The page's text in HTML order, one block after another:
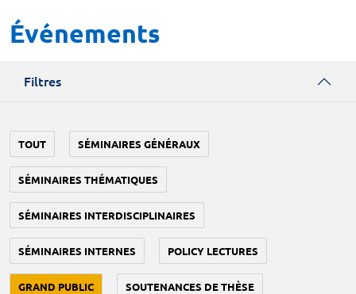
Événements
Filtres
TOUT SÉMINAIRES GÉNÉRAUX
SÉMINAIRES THÉMATIQUES
SÉMINAIRES INTERDISCIPLINAIRES
SÉMINAIRES INTERNES POLICY LECTURES
GRAND PUBLIC SOUTENANCES DE THÈSE